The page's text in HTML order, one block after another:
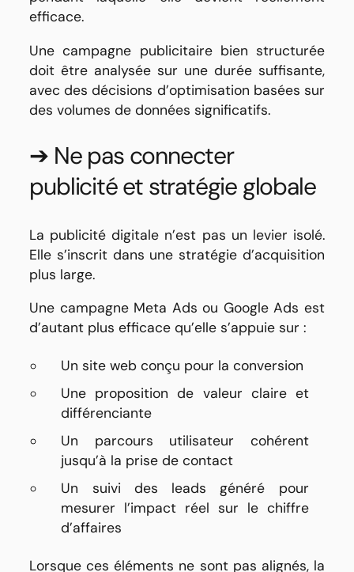
efficace.
Une campagne publicitaire bien structurée
doit être analysée sur une durée suffisante,
avec des décisions d’optimisation basées sur
des volumes de données significatifs.
➔ Ne pas connecter
publicité et stratégie globale
La publicité digitale n’est pas un levier isolé.
Elle s’inscrit dans une stratégie d’acquisition
plus large.
Une campagne Meta Ads ou Google Ads est
d’autant plus efficace qu’elle s’appuie sur :
Un site web conçu pour la conversion
Une proposition de valeur claire et
différenciante
Un parcours utilisateur cohérent
jusqu’à la prise de contact
Un suivi des leads généré pour
mesurer l’impact réel sur le chiffre
d’affaires
Lorsque ces éléments ne sont pas alignés, la